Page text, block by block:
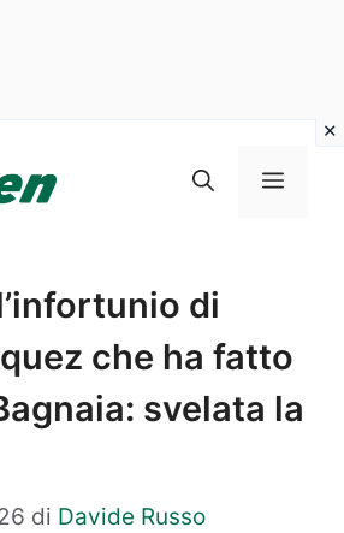
Menu
di
che ha fatto
svelata la
di Davide Russo